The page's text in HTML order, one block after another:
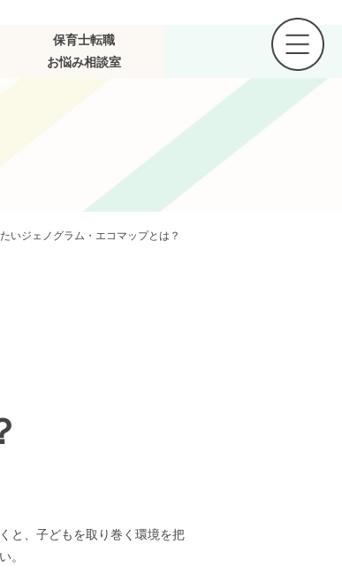
保育士転職
お悩み相談室
いジェノグラム・エコマップとは？
と、子どもを取り巻く環境を把
。